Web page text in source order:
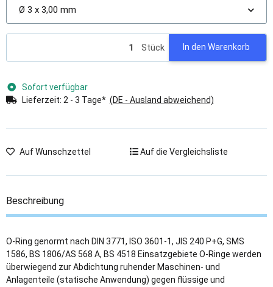
Ø 3 x 3,00 mm
Stück In den Warenkorb
Sofort verfügbar
Lieferzeit: 2 - 3 Tage* (DE - Ausland abweichend)
Auf Wunschzettel Auf die Vergleichsliste
Beschreibung
O-Ring genormt nach DIN 3771, ISO 3601-1, JIS 240 P+G, SMS
1586, BS 1806/AS 568 A, BS 4518 Einsatzgebiete O-Ringe werden
überwiegend zur Abdichtung ruhender Maschinen- und
Anlagenteile (statische Anwendung) gegen flüssige und